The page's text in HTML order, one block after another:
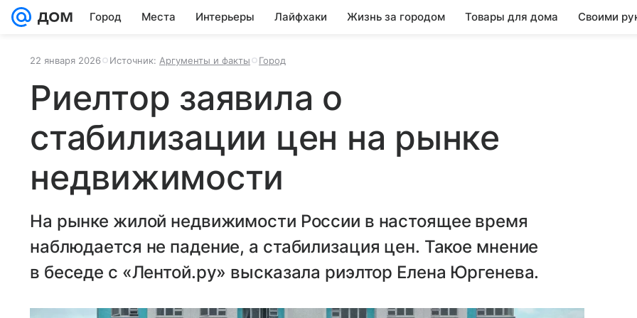
Город Места Интерьеры Лайфхаки Жизнь за городом Товары для дома Своими
22 января 2026 Источник: Аргументы и факты Город
Риелтор заявила о
стабилизации цен на рынке
недвижимости
На рынке жилой недвижимости России в настоящее время
наблюдается не падение, а стабилизация цен. Такое мнение
в беседе с «Лентой.ру» высказала риэлтор Елена Юргенева.